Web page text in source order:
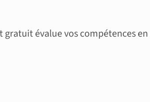
évalue vos compétences